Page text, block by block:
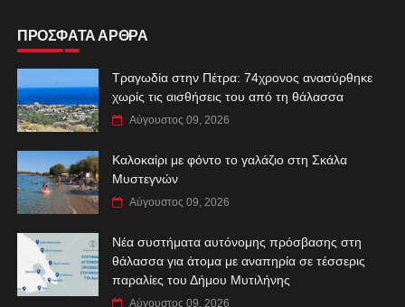
ΠΡΟΣΦΑΤΑ ΑΡΘΡΑ
Τραγωδία στην Πέτρα: 74χρονος ανασύρθηκε
χωρίς τις αισθήσεις του από τη θάλασσα
Αύγουστος 09, 2026
Καλοκαίρι με φόντο το γαλάζιο στη Σκάλα
Μυστεγνών
Αύγουστος 09, 2026
Νέα συστήματα αυτόνομης πρόσβασης στη
θάλασσα για άτομα με αναπηρία σε τέσσερις
παραλίες του Δήμου Μυτιλήνης
Αύγουστος 09, 2026